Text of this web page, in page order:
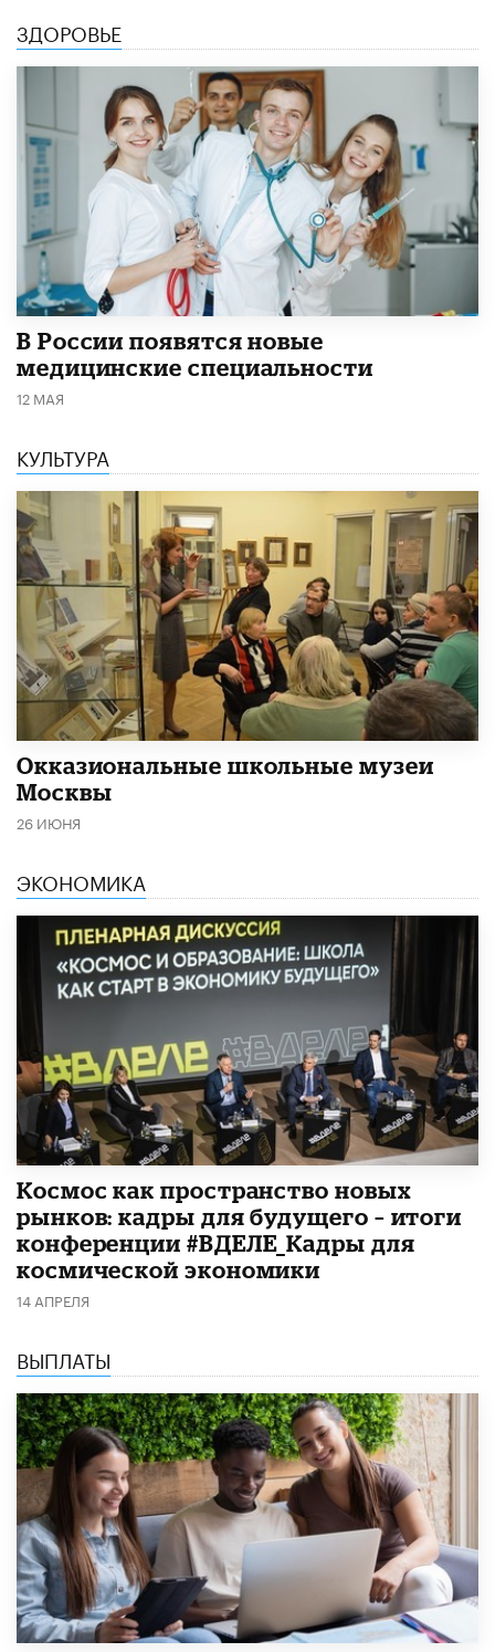
ЗДОРОВЬЕ
В России появятся новые
медицинские специальности
12 МАЯ
КУЛЬТУРА
​Окказиональные школьные музеи
Москвы
26 ИЮНЯ
ЭКОНОМИКА
Космос как пространство новых
рынков: кадры для будущего – итоги
конференции #ВДЕЛЕ_Кадры для
космической экономики
14 АПРЕЛЯ
ВЫПЛАТЫ